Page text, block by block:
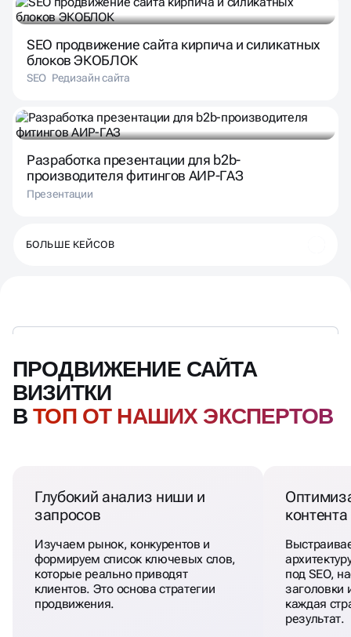
SEO продвижение сайта кирпича и силикатных
блоков ЭКОБЛОК
SEO Редизайн сайта
Разработка презентации для b2b-
производителя фитингов АИР-ГАЗ
Презентации
БОЛЬШЕ КЕЙСОВ
ПРОДВИЖЕНИЕ САЙТА
ВИЗИТКИ
ВТОП ОТ НАШИХ ЭКСПЕРТОВ
Глубокий анализ ниши и
запросов
Изучаем рынок, конкурентов и
формируем список ключевых слов,
которые реально приводят
клиентов. Это основа стратегии
продвижения.
контента
под SEO,
заголовки
каждая
результат.